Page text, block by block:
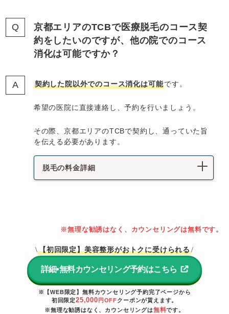
京都エリアのTCBで医療脱毛のコース契
約をしたいのですが、他の院でのコース
消化は可能ですか？
契約した院以外でのコース消化は可能です。
希望の医院に直接連絡し、予約を行いましょう。
その際、京都エリアのTCBで契約し、通っていた旨
を伝える必要があります。
脱毛の料金詳細
※無理な勧誘はなく、カウンセリングは無料です。
\【初回限定】美容整形がおトクに受けられる/
詳細•無料カウンセリング予約はこちら
※【WEB限定】無料カウンセリング予約完了ページから
初回限定25,000 円OFFクーポンが貰えます。
※無理な勧誘はなく、カウンセリングは無料です。